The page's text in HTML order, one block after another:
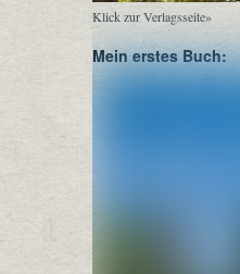
Klick zur Verlagsseite»
Mein erstes Buch: